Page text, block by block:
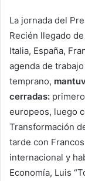
La jornada del
Recién llegado
Italia, España,
agenda de
temprano,
cerradas:
europeos, luego
Transformación
tarde con
internacional y
Economía, Luis